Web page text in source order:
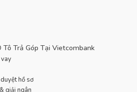
Tô Trả Góp Tại Vietcombank
hồ sơ
giải ngân